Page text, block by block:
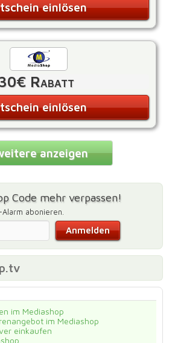
einlösen
30€ Rabatt
einlösen
anzeigen
Code mehr verpassen!
abonieren.
im Mediashop
im Mediashop
einkaufen